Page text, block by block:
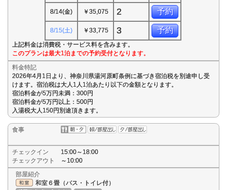
8/14(金) ￥35,075 2 予約
8/15(土) ￥33,775 3 予約
上記料金は消費税・サービス料を含みます。
このプランは最大1泊までの予約受付となります。
料金特記
2026年4月1日より、神奈川県湯河原町条例に基づき宿泊税を別途申し受
けます。宿泊税は大人1人1泊あたり以下の金額となります。
宿泊料金が5万円未満：300円
宿泊料金が5万円以上：500円
入湯税大人150円別途頂きます。
食事
チェックイン
15:00～18:00
チェックアウト
～10:00
部屋紹介
和室６畳（バス・トイレ付）